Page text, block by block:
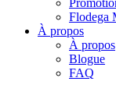
Flodega
À propos
À propos
Blogue
FAQ